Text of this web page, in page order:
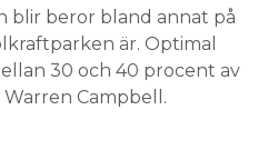
blir beror bland annat på
är. Optimal
30 och 40 procent av
Campbell.